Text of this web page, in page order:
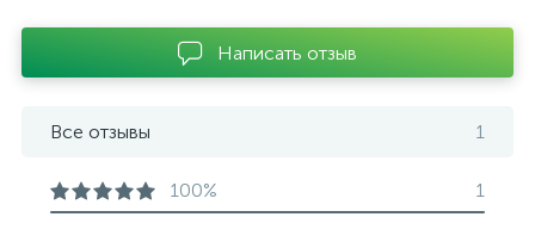
Написать отзыв
Все отзывы 1
100% 1